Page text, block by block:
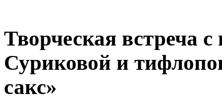
Творческая встреча
Суриковой и
сакс»